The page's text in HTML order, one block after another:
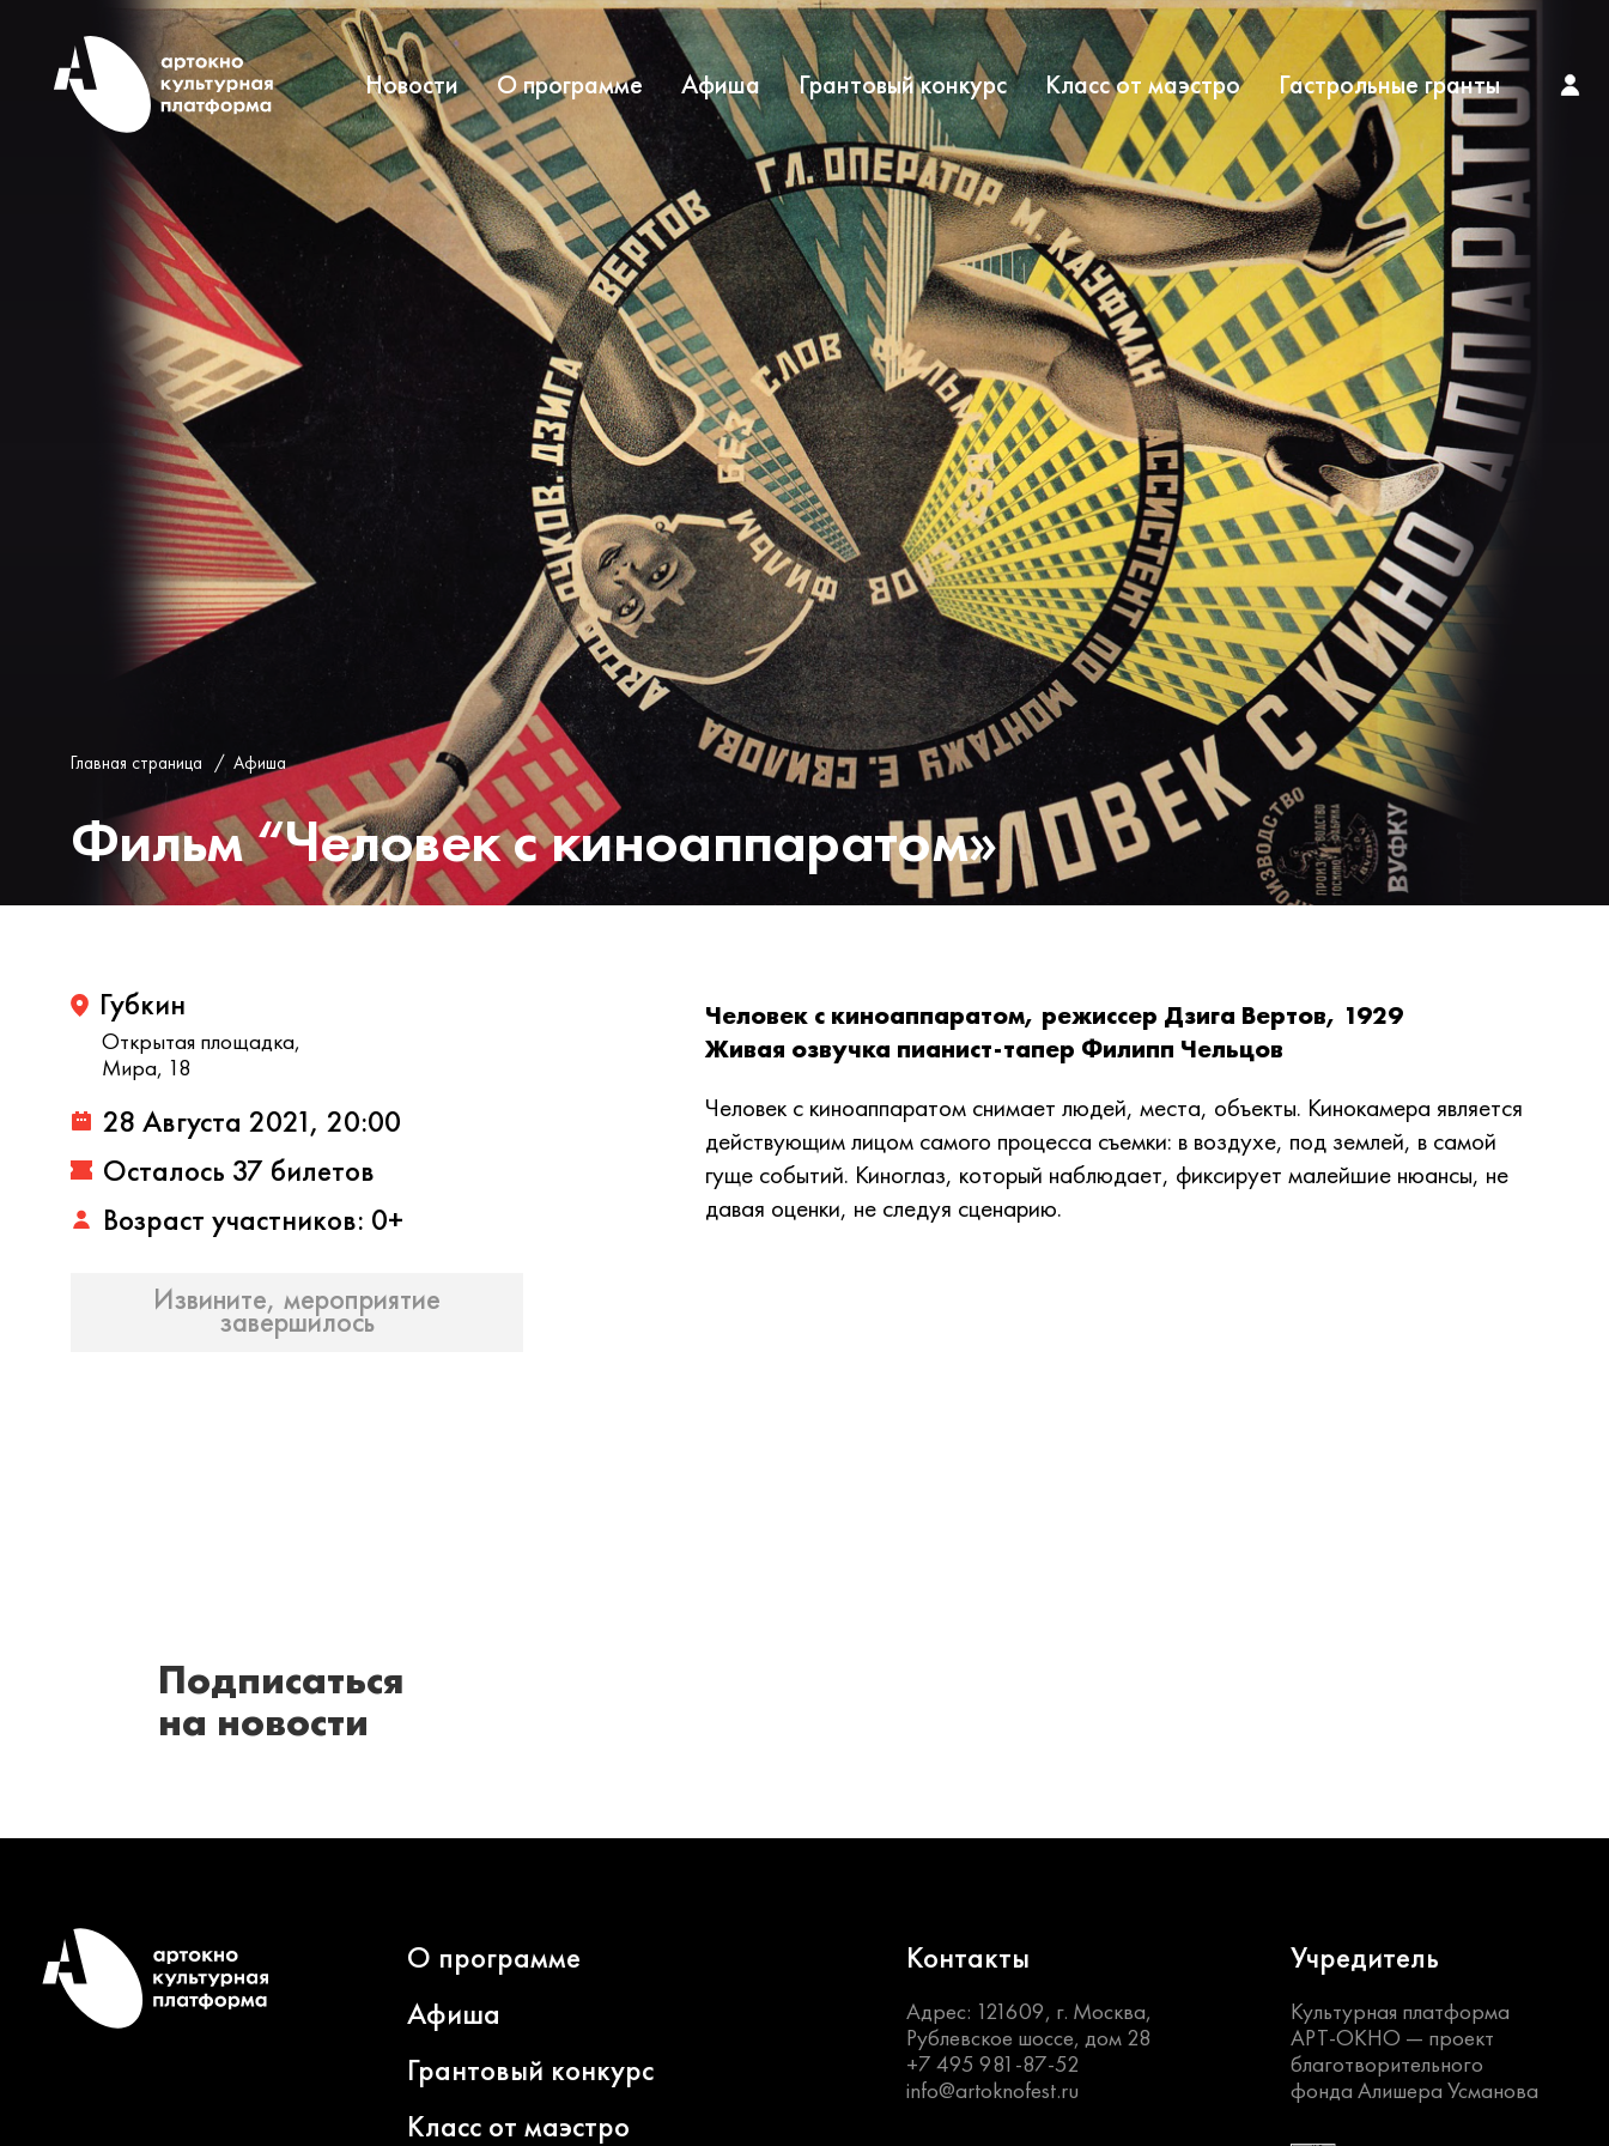
Новости О программе Афиша Грантовый конкурс Класс от маэстро Гастрольные гранты
Главная страница / Афиша
Фильм “Человек с киноаппаратом»
Губкин
Открытая площадка,
Мира, 18
28 Августа 2021, 20:00
Осталось 37 билетов
Возраст участников: 0+
Извините, мероприятие
завершилось
Человек с киноаппаратом, режиссер Дзига Вертов, 1929
Живая озвучка пианист-тапер Филипп Чельцов
Человек с киноаппаратом снимает людей, места, объекты. Кинокамера является
действующим лицом самого процесса съемки: в воздухе, под землей, в самой
гуще событий. Киноглаз, который наблюдает, фиксирует малейшие нюансы, не
давая оценки, не следуя сценарию.
Подписаться
на новости
О программе
Афиша
Грантовый конкурс
Класс от маэстро
Контакты
Адрес: 121609, г. Москва,
Рублевское шоссе, дом 28
+7 495 981-87-52
info@artoknofest.ru
Учредитель
Культурная платформа
АРТ-ОКНО — проект
благотворительного
фонда Алишера Усманова